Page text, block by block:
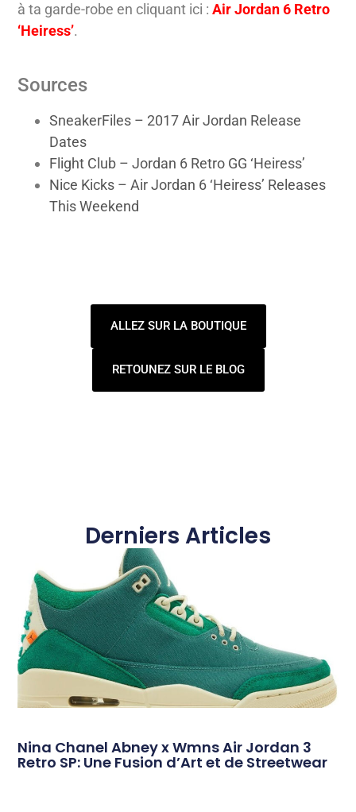
à ta garde-robe en cliquant ici :Air Jordan 6 Retro
‘Heiress’.
Sources
SneakerFiles – 2017 Air Jordan Release
Dates
Flight Club – Jordan 6 Retro GG ‘Heiress’
Nice Kicks – Air Jordan 6 ‘Heiress’ Releases
This Weekend
ALLEZ SUR LA BOUTIQUE
RETOUNEZ SUR LE BLOG
Derniers Articles
Nina Chanel Abney x Wmns Air Jordan 3
Retro SP: Une Fusion d’Art et de Streetwear